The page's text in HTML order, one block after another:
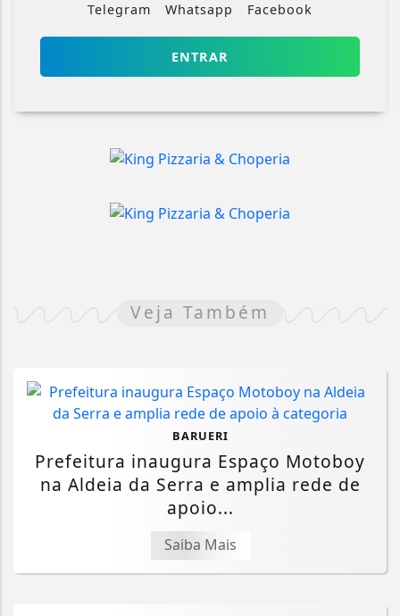
Telegram Whatsapp Facebook
ENTRAR
Veja Também
BARUERI
Prefeitura inaugura Espaço Motoboy
na Aldeia da Serra e amplia rede de
apoio...
Saiba Mais